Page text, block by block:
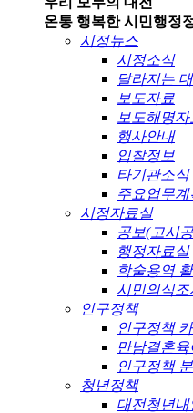
온통 행복한 시민행정
시정뉴스
시정소식
달라지는
보도자료
보도해명자
행사안내
입찰정보
타기관소식
주요업무계
시정자료실
공보(고시
행정자료실
학술용역
시민의식조
인구정책
인구정책
만남결혼
인구정책
청년정책
대전청년내